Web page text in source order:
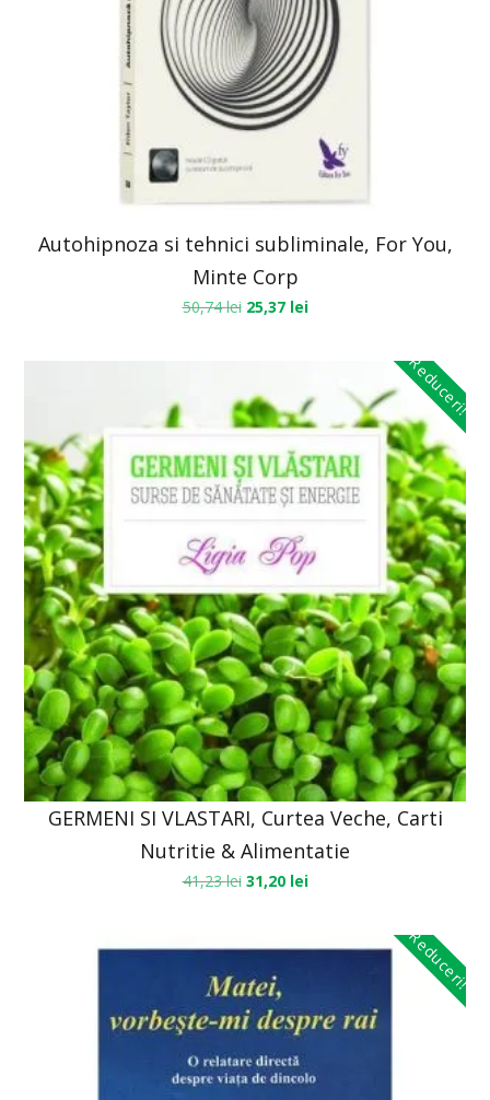
Autohipnoza si tehnici subliminale, For You,
Minte Corp
50,74lei 25,37 lei
Reduceri!
GERMENI SI VLASTARI, Curtea Veche, Carti
Nutritie & Alimentatie
41,23lei 31,20 lei
Reduceri!